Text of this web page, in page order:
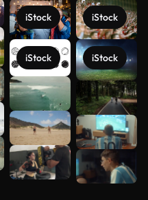
iStock
iStock
iStock
iStock
Ver más